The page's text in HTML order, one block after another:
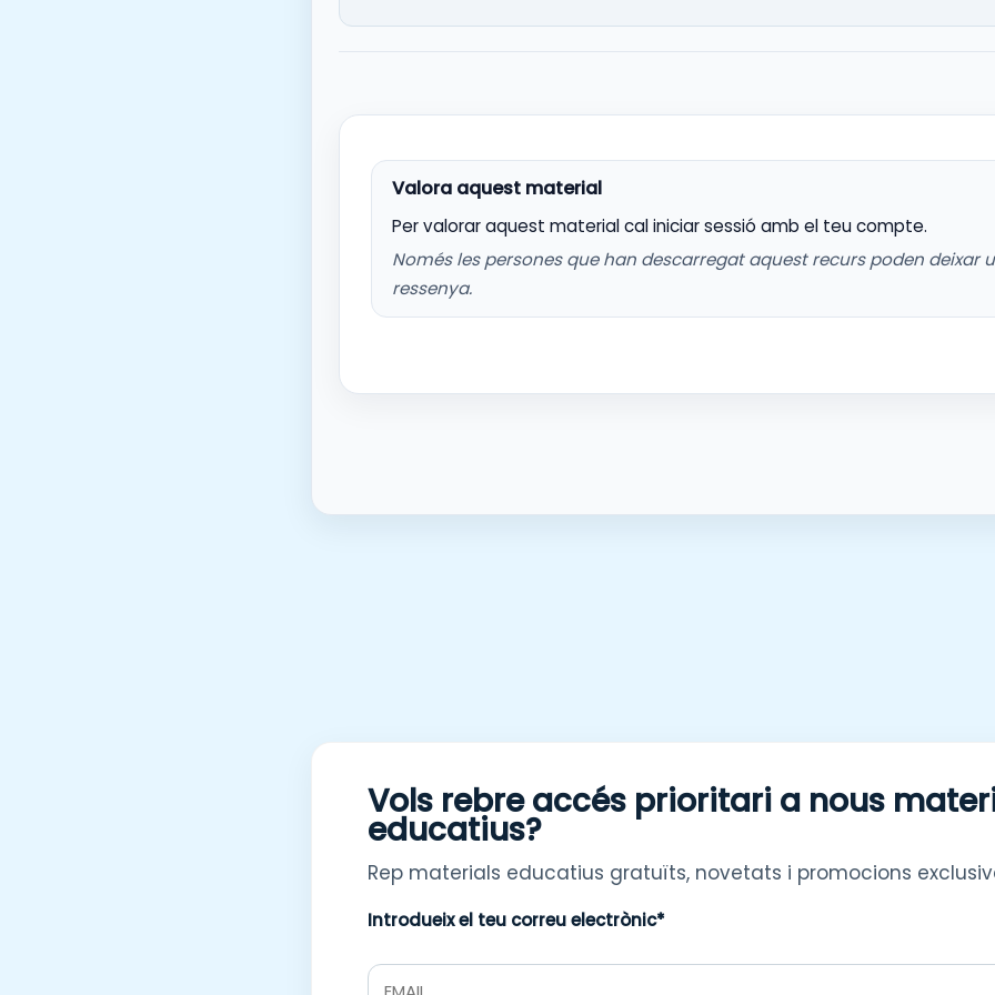
Per valorar aquest material cal iniciar sessió amb el teu compte.
Només les persones que han descarregat aquest recurs poden deixar
ressenya.
Vols rebre accés prioritari a nous
educatius?
Rep materials educatius gratuïts, novetats i promocions
Introdueix el teu correu electrònic*